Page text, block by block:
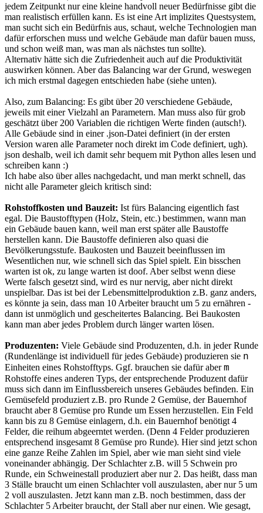
jedem Zeitpunkt nur eine kleine handvoll neuer Bedürfnisse gibt die
man realistisch erfüllen kann. Es ist eine Art implizites Questsystem,
man sucht sich ein Bedürfnis aus, schaut, welche Technologien man
dafür erforschen muss und welche Gebäude man dafür bauen muss,
und schon weiß man, was man als nächstes tun sollte).
Alternativ hätte sich die Zufriedenheit auch auf die Produktivität
auswirken können. Aber das Balancing war der Grund, weswegen
ich mich erstmal dagegen entschieden habe (siehe unten).
Also, zum Balancing: Es gibt über 20 verschiedene Gebäude,
jeweils mit einer Vielzahl an Parametern. Man muss also für grob
geschätzt über 200 Variablen die richtigen Werte finden (autsch!).
Alle Gebäude sind in einer .json-Datei definiert (in der ersten
Version waren alle Parameter noch direkt im Code definiert, ugh).
json deshalb, weil ich damit sehr bequem mit Python alles lesen und
schreiben kann :)
Ich habe also über alles nachgedacht, und man merkt schnell, das
nicht alle Parameter gleich kritisch sind:
Rohstoffkosten und Bauzeit: Ist fürs Balancing eigentlich fast
egal. Die Baustofftypen (Holz, Stein, etc.) bestimmen, wann man
ein Gebäude bauen kann, weil man erst später alle Baustoffe
herstellen kann. Die Baustoffe definieren also quasi die
Bevölkerungsstufe. Baukosten und Bauzeit beeinflussen im
Wesentlichen nur, wie schnell sich das Spiel spielt. Ein bisschen
warten ist ok, zu lange warten ist doof. Aber selbst wenn diese
Werte falsch gesetzt sind, wird es nur nervig, aber nicht direkt
unspielbar. Das ist bei der Lebensmittelproduktion z.B. ganz anders,
es könnte ja sein, dass man 10 Arbeiter braucht um 5 zu ernähren -
dann ist unmöglich und gescheitertes Balancing. Bei Baukosten
kann man aber jedes Problem durch länger warten lösen.
Produzenten: Viele Gebäude sind Produzenten, d.h. in jeder Runde
(Rundenlänge ist individuell für jedes Gebäude) produzieren sie n
Einheiten eines Rohstofftyps. Ggf. brauchen sie dafür aberm
Rohstoffe eines anderen Typs, der entsprechende Produzent dafür
muss sich dann im Einflussbereich unseres Gebäudes befinden. Ein
Gemüsefeld produziert z.B. pro Runde 2 Gemüse, der Bauernhof
braucht aber 8 Gemüse pro Runde um Essen herzustellen. Ein Feld
kann bis zu 8 Gemüse einlagern, d.h. ein Bauernhof benötigt 4
Felder, die reihum abgeerntet werden. (Denn 4 Felder produzieren
entsprechend insgesamt 8 Gemüse pro Runde). Hier sind jetzt schon
eine ganze Reihe Zahlen im Spiel, aber wie man sieht sind viele
voneinander abhängig. Der Schlachter z.B. will 5 Schwein pro
Runde, ein Schweinestall produziert aber nur 2. Das heißt, dass man
3 Ställe braucht um einen Schlachter voll auszulasten, aber nur 5 um
2 voll auszulasten. Jetzt kann man z.B. noch bestimmen, dass der
Schlachter 5 Arbeiter braucht, der Stall aber nur einen. Wie gesagt,